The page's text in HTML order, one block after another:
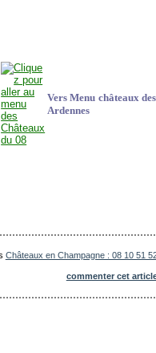
Vers Menu châteaux des
Ardennes
Châteaux en Champagne : 08 10 51
commenter cet